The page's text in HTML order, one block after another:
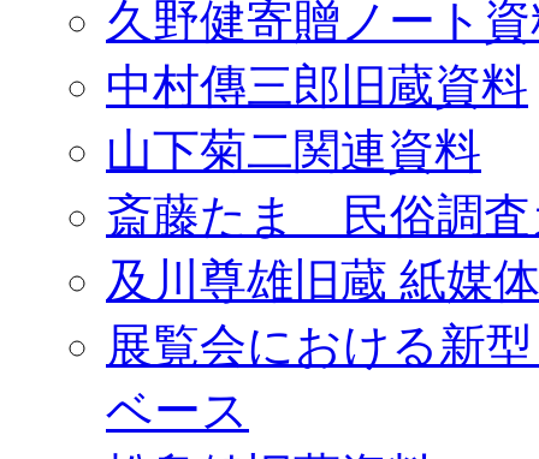
久野健寄贈ノート
中村傳三郎旧蔵資料
山下菊二関連資料
斎藤たま 民俗調査
及川尊雄旧蔵 紙媒
展覧会における新
ベース